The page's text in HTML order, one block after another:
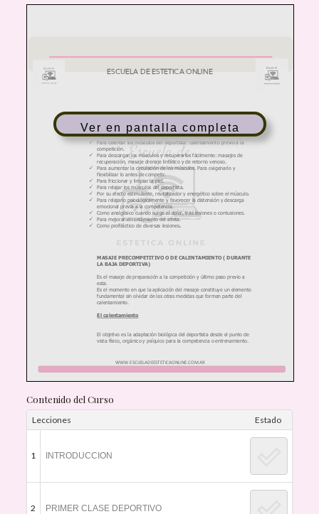
Ver en pantalla completa
Contenido del Curso
Lecciones Estado
1 INTRODUCCION
2 PRIMER CLASE DEPORTIVO